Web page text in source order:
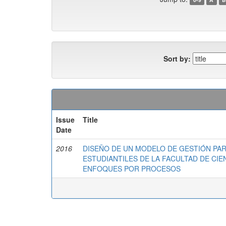
Sort by:
Issue
Date
Title
2016
DISEÑO DE UN MODELO DE GESTIÓN
ESTUDIANTILES DE LA FACULTAD DE
ENFOQUES POR PROCESOS